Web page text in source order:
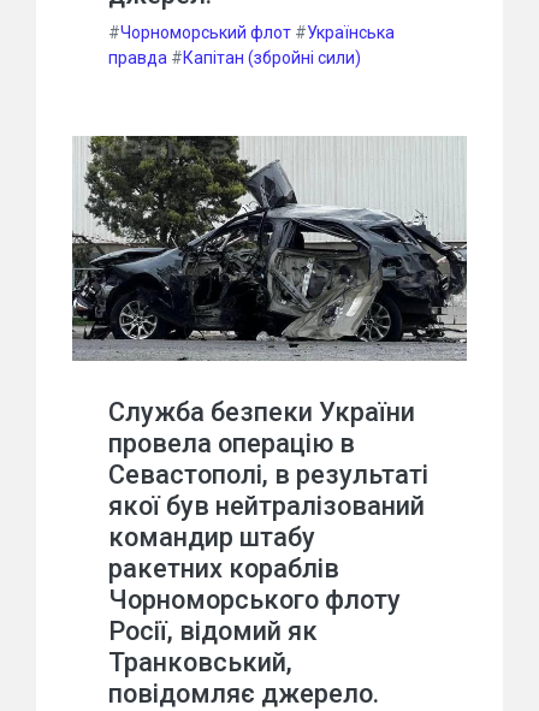
#Чорноморський флот #Українська
правда #Капітан (збройні сили)
Служба безпеки України
провела операцію в
Севастополі, в результаті
якої був нейтралізований
командир штабу
ракетних кораблів
Чорноморського флоту
Росії, відомий як
Транковський,
повідомляє джерело.